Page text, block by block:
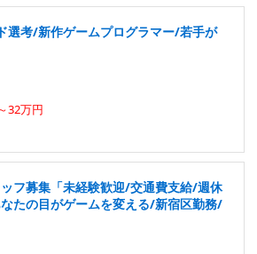
選考/新作ゲームプログラマー/若手が
32万円
フ募集「未経験歓迎/交通費支給/週休
たの目がゲームを変える/新宿区勤務/